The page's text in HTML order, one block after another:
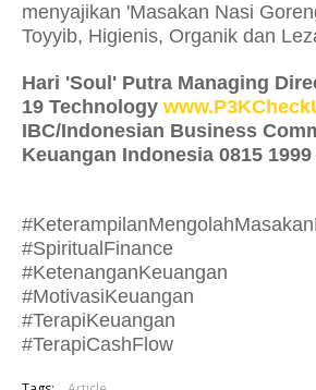
menyajikan 'Masakan Nasi
Toyyib, Higienis, Organik dan
Hari 'Soul' Putra Managing
19 Technology
IBC/Indonesian Business
Keuangan Indonesia 0815 1999
#SpiritualFinance
#KetenanganKeuangan
#MotivasiKeuangan
#TerapiKeuangan
#TerapiCashFlow